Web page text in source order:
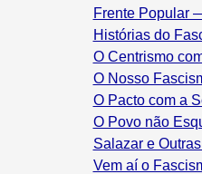
Frente Popular
Histórias do
O Centrismo
O Nosso
O Pacto com a
O Povo não
Salazar e
Vem aí o